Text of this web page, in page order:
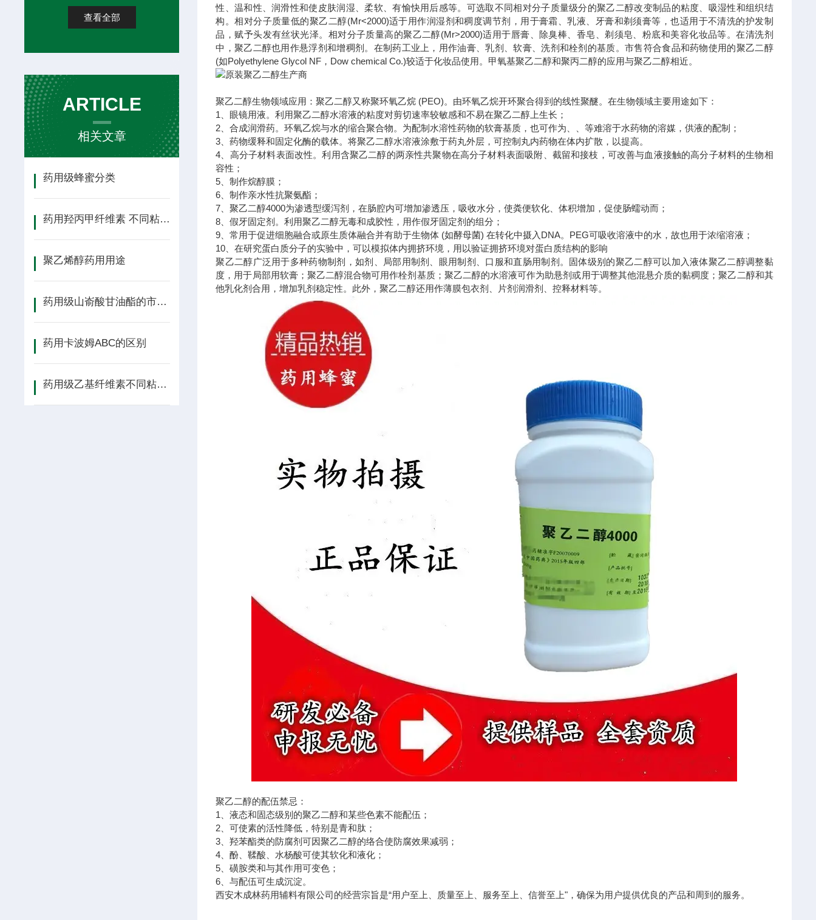
查看全部
ARTICLE
相关文章
药用级蜂蜜分类
药用羟丙甲纤维素 不同粘度如何选择
聚乙烯醇药用用途
药用级山嵛酸甘油酯的市场前景如何？
药用卡波姆ABC的区别
药用级乙基纤维素不同粘度的应用场景
性、温和性、润滑性和使皮肤润湿、柔软、有愉快用后感等。可选取不同相对分子质量级分的聚乙二醇改变制品的粘度、吸湿性和组织结
构。相对分子质量低的聚乙二醇(Mr<2000)适于用作润湿剂和稠度调节剂，用于膏霜、乳液、牙膏和剃须膏等，也适用于不清洗的护发制
品，赋予头发有丝状光泽。相对分子质量高的聚乙二醇(Mr>2000)适用于唇膏、除臭棒、香皂、剃须皂、粉底和美容化妆品等。在清洗剂
中，聚乙二醇也用作悬浮剂和增稠剂。在制药工业上，用作油膏、乳剂、软膏、洗剂和栓剂的基质。市售符合食品和药物使用的聚乙二醇
(如Polyethylene Glycol NF，Dow chemical Co.)较适于化妆品使用。甲氧基聚乙二醇和聚丙二醇的应用与聚乙二醇相近。
聚乙二醇生物领域应用：聚乙二醇又称聚环氧乙烷 (PEO)。由环氧乙烷开环聚合得到的线性聚醚。在生物领域主要用途如下：
1、眼镜用液。利用聚乙二醇水溶液的粘度对剪切速率较敏感和不易在聚乙二醇上生长；
2、合成润滑药。环氧乙烷与水的缩合聚合物。为配制水溶性药物的软膏基质，也可作为、、等难溶于水药物的溶媒，供液的配制；
3、药物缓释和固定化酶的载体。将聚乙二醇水溶液涂敷于药丸外层，可控制丸内药物在体内扩散，以提高。
4、高分子材料表面改性。利用含聚乙二醇的两亲性共聚物在高分子材料表面吸附、截留和接枝，可改善与血液接触的高分子材料的生物相
容性；
5、制作烷醇膜；
6、制作亲水性抗聚氨酯；
7、聚乙二醇4000为渗透型缓泻剂，在肠腔内可增加渗透压，吸收水分，使粪便软化、体积增加，促使肠蠕动而；
8、假牙固定剂。利用聚乙二醇无毒和成胶性，用作假牙固定剂的组分；
9、常用于促进细胞融合或原生质体融合并有助于生物体 (如酵母菌) 在转化中摄入DNA。PEG可吸收溶液中的水，故也用于浓缩溶液；
10、在研究蛋白质分子的实验中，可以模拟体内拥挤环境，用以验证拥挤环境对蛋白质结构的影响
聚乙二醇广泛用于多种药物制剂，如剂、局部用制剂、眼用制剂、口服和直肠用制剂。固体级别的聚乙二醇可以加入液体聚乙二醇调整黏
度，用于局部用软膏；聚乙二醇混合物可用作栓剂基质；聚乙二醇的水溶液可作为助悬剂或用于调整其他混悬介质的黏稠度；聚乙二醇和其
他乳化剂合用，增加乳剂稳定性。此外，聚乙二醇还用作薄膜包衣剂、片剂润滑剂、控释材料等。
聚乙二醇的配伍禁忌：
1、液态和固态级别的聚乙二醇和某些色素不能配伍；
2、可使素的活性降低，特别是青和肽；
3、羟苯酯类的防腐剂可因聚乙二醇的络合使防腐效果减弱；
4、酚、鞣酸、水杨酸可使其软化和液化；
5、磺胺类和与其作用可变色；
6、与配伍可生成沉淀。
西安木成林药用辅料有限公司的经营宗旨是“用户至上、质量至上、服务至上、信誉至上"，确保为用户提供优良的产品和周到的服务。